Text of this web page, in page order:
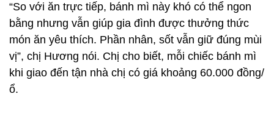
“So với ăn trực tiếp, bánh mì này khó có thể ngon
bằng nhưng vẫn giúp gia đình được thưởng thức
món ăn yêu thích. Phần nhân, sốt vẫn giữ đúng mùi
vị”, chị Hương nói. Chị cho biết, mỗi chiếc bánh mì
khi giao đến tận nhà chị có giá khoảng 60.000 đồng/
ổ.